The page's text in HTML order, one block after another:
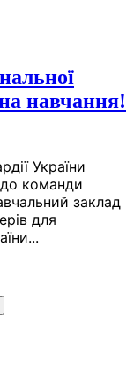
навчання!
України
команди
заклад
для